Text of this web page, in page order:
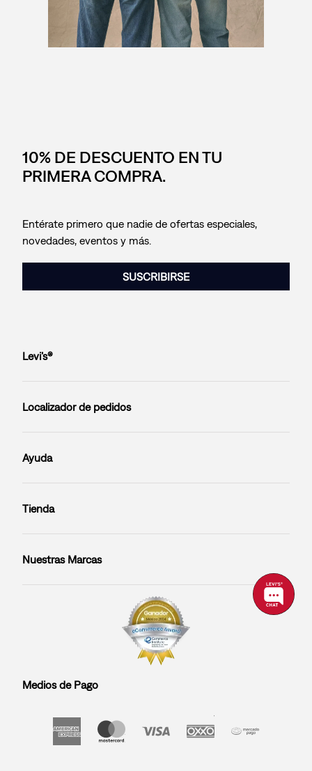
10% DE DESCUENTO EN TU
PRIMERA COMPRA.
Entérate primero que nadie de ofertas especiales,
novedades, eventos y más.
SUSCRIBIRSE
Levi’s®
Localizador de pedidos
Ayuda
Tienda
Nuestras Marcas
Medios de Pago